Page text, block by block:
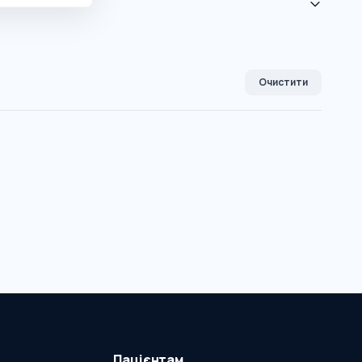
Очистити